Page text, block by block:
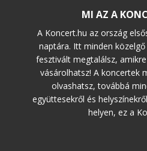
MI AZ A
A Koncert.hu az ország
naptára. Itt minden
fesztivált megtalálsz,
vásárolhatsz! A koncertek
olvashatsz, továbbá
együttesekről és
helyen, ez a